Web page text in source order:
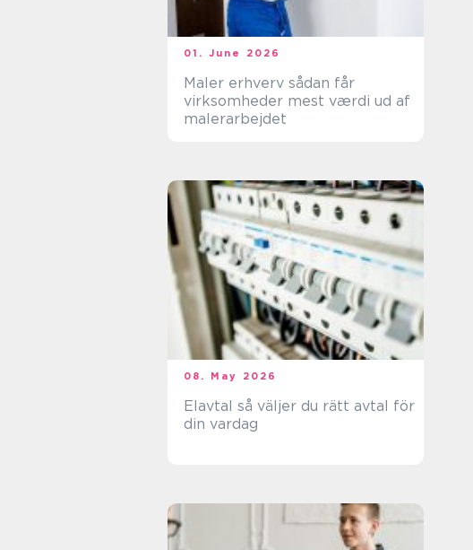
01. June 2026
Maler erhverv sådan får
virksomheder mest værdi ud af
malerarbejdet
08. May 2026
Elavtal så väljer du rätt avtal för
din vardag